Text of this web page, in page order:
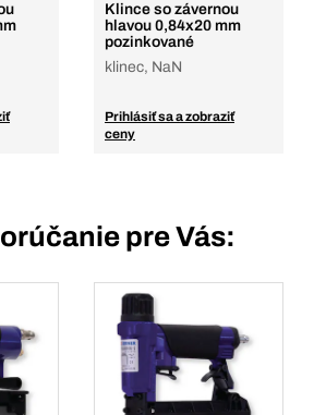
Klince so závernou
hlavou 0,84x20 mm
pozinkované
klinec, NaN
Prihlásiť sa a zobraziť
ceny
pre Vás: